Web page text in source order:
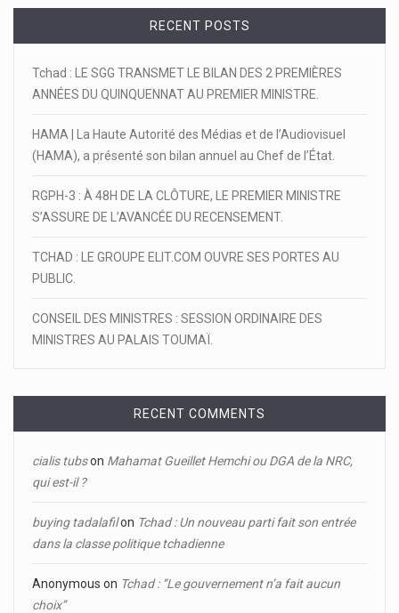
RECENT POSTS
Tchad : LE SGG TRANSMET LE BILAN DES 2 PREMIÈRES
ANNÉES DU QUINQUENNAT AU PREMIER MINISTRE.
HAMA | La Haute Autorité des Médias et de l’Audiovisuel
(HAMA), a présenté son bilan annuel au Chef de l’État.
RGPH-3 : À 48H DE LA CLÔTURE, LE PREMIER MINISTRE
S’ASSURE DE L’AVANCÉE DU RECENSEMENT.
TCHAD : LE GROUPE ELIT.COM OUVRE SES PORTES AU
PUBLIC.
CONSEIL DES MINISTRES : SESSION ORDINAIRE DES
MINISTRES AU PALAIS TOUMAÏ.
RECENT COMMENTS
cialis tubson Mahamat Gueillet Hemchi ou DGA de la NRC,
qui est-il ?
buying tadalafilon Tchad : Un nouveau parti fait son entrée
dans la classe politique tchadienne
Anonymous on Tchad : ‘’Le gouvernement n’a fait aucun
choix’’